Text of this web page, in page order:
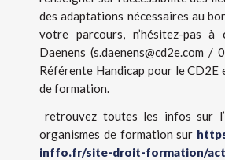
des adaptations nécessaires au
votre parcours, n’hésitez-pas à
Daenens (s.daenens@cd2e.com
Référente Handicap pour le CD2E
de formation.
retrouvez toutes les infos sur
organismes de formation sur
inffo.fr/site-droit-formation/